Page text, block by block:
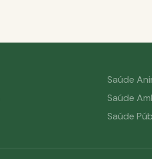
Saúde
Saúde
Saúde